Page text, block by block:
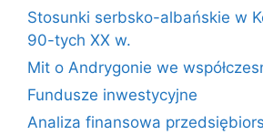
Stosunki serbsko-albańskie w
90-tych XX w.
Mit o Andrygonie we
Fundusze inwestycyjne
Analiza finansowa